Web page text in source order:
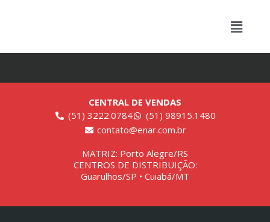
CENTRAL DE VENDAS
(51) 3222.0784
(51) 98915.1480
contato@enar.com.br
MATRIZ: Porto Alegre/RS
CENTROS DE DISTRIBUIÇÃO:
Guarulhos/SP • Cuiabá/MT